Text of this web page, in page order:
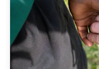
Pride-
vlag
in
top